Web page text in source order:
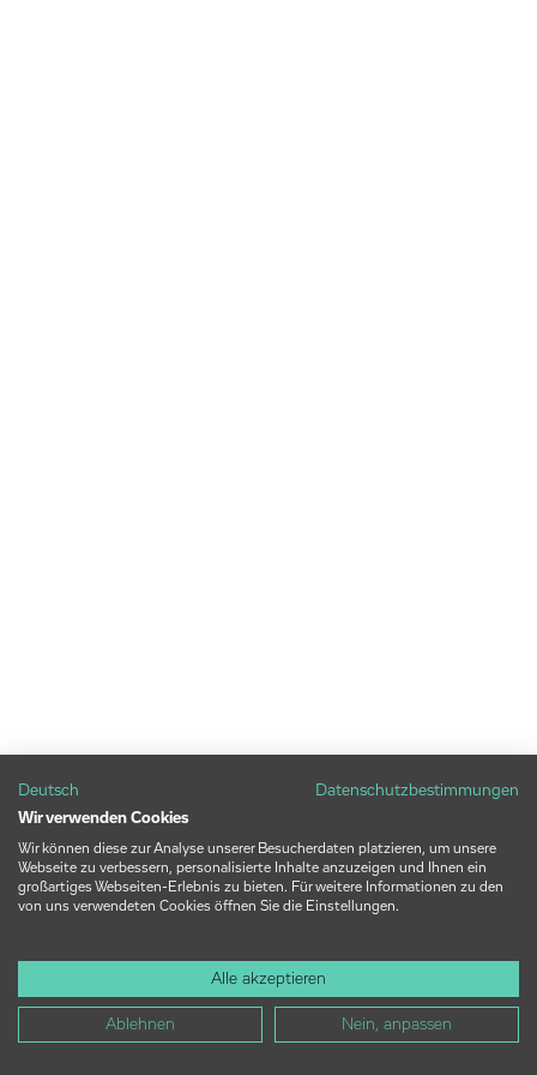
Deutsch
Datenschutzbestimmungen
Wir verwenden Cookies
Wir können diese zur Analyse unserer Besucherdaten platzieren, um unsere
Webseite zu verbessern, personalisierte Inhalte anzuzeigen und Ihnen ein
großartiges Webseiten-Erlebnis zu bieten. Für weitere Informationen zu den
von uns verwendeten Cookies öffnen Sie die Einstellungen.
Alle akzeptieren
Ablehnen Nein, anpassen